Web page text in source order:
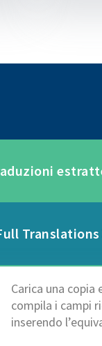
Translations
Carica una
compila i campi
inserendo